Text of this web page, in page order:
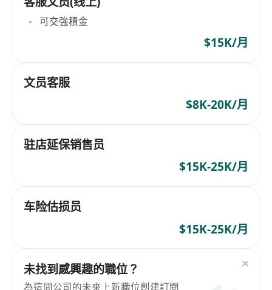
可交強積金
$15K/月
文员客服
$8K-20K/月
驻店延保销售员
$15K-25K/月
车险估损员
$15K-25K/月
未找到感興趣的職位？
為這間公司的未來上新職位創建訂閱